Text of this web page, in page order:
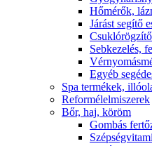
Hőmérők,
Járást segítő
Sebkezelés,
Egyéb
Spa termékek,
Reformélelmiszerek
Bőr, haj, köröm
Gombás